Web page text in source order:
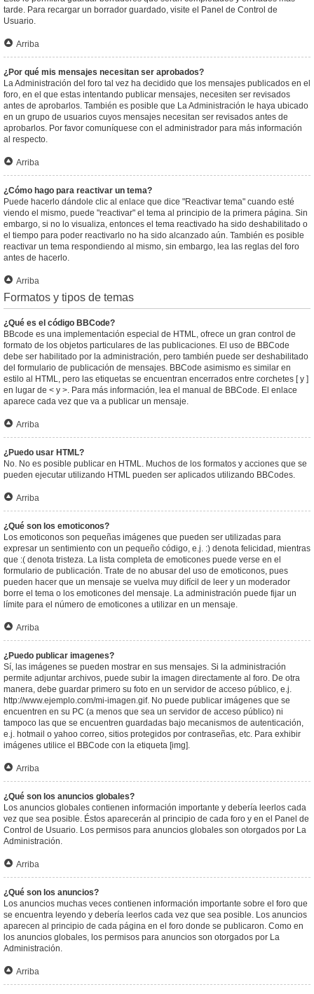
tarde. Para recargar un borrador guardado, visite el Panel de Control de
Usuario.
Arriba
¿Por qué mis mensajes necesitan ser aprobados?
La Administración del foro tal vez ha decidido que los mensajes publicados en el
foro, en el que estas intentando publicar mensajes, necesiten ser revisados
antes de aprobarlos. También es posible que La Administración le haya ubicado
en un grupo de usuarios cuyos mensajes necesitan ser revisados antes de
aprobarlos. Por favor comuníquese con el administrador para más información
al respecto.
Arriba
¿Cómo hago para reactivar un tema?
Puede hacerlo dándole clic al enlace que dice "Reactivar tema" cuando esté
viendo el mismo, puede "reactivar" el tema al principio de la primera página. Sin
embargo, si no lo visualiza, entonces el tema reactivado ha sido deshabilitado o
el tiempo para poder reactivarlo no ha sido alcanzado aún. También es posible
reactivar un tema respondiendo al mismo, sin embargo, lea las reglas del foro
antes de hacerlo.
Arriba
Formatos y tipos de temas
¿Qué es el código BBCode?
BBcode es una implementación especial de HTML, ofrece un gran control de
formato de los objetos particulares de las publicaciones. El uso de BBCode
debe ser habilitado por la administración, pero también puede ser deshabilitado
del formulario de publicación de mensajes. BBCode asimismo es similar en
estilo al HTML, pero las etiquetas se encuentran encerrados entre corchetes [ y ]
en lugar de < y >. Para más información, lea el manual de BBCode. El enlace
aparece cada vez que va a publicar un mensaje.
Arriba
¿Puedo usar HTML?
No. No es posible publicar en HTML. Muchos de los formatos y acciones que se
pueden ejecutar utilizando HTML pueden ser aplicados utilizando BBCodes.
Arriba
¿Qué son los emoticonos?
Los emoticonos son pequeñas imágenes que pueden ser utilizadas para
expresar un sentimiento con un pequeño código, e.j. :) denota felicidad, mientras
que :( denota tristeza. La lista completa de emoticones puede verse en el
formulario de publicación. Trate de no abusar del uso de emoticonos, pues
pueden hacer que un mensaje se vuelva muy difícil de leer y un moderador
borre el tema o los emoticones del mensaje. La administración puede fijar un
límite para el número de emoticones a utilizar en un mensaje.
Arriba
¿Puedo publicar imagenes?
Sí, las imágenes se pueden mostrar en sus mensajes. Si la administración
permite adjuntar archivos, puede subir la imagen directamente al foro. De otra
manera, debe guardar primero su foto en un servidor de acceso público, e.j.
http://www.ejemplo.com/mi-imagen.gif. No puede publicar imágenes que se
encuentren en su PC (a menos que sea un servidor de acceso público) ni
tampoco las que se encuentren guardadas bajo mecanismos de autenticación,
e.j. hotmail o yahoo correo, sitios protegidos por contraseñas, etc. Para exhibir
imágenes utilice el BBCode con la etiqueta [img].
Arriba
¿Qué son los anuncios globales?
Los anuncios globales contienen información importante y debería leerlos cada
vez que sea posible. Éstos aparecerán al principio de cada foro y en el Panel de
Control de Usuario. Los permisos para anuncios globales son otorgados por La
Administración.
Arriba
¿Qué son los anuncios?
Los anuncios muchas veces contienen información importante sobre el foro que
se encuentra leyendo y debería leerlos cada vez que sea posible. Los anuncios
aparecen al principio de cada página en el foro donde se publicaron. Como en
los anuncios globales, los permisos para anuncios son otorgados por La
Administración.
Arriba